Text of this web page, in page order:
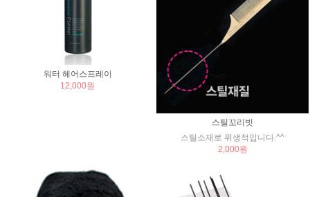
워터 헤어스프레이
12,000원
스틸꼬리빗
스틸소재로 위생적입니다.^^
2,000원